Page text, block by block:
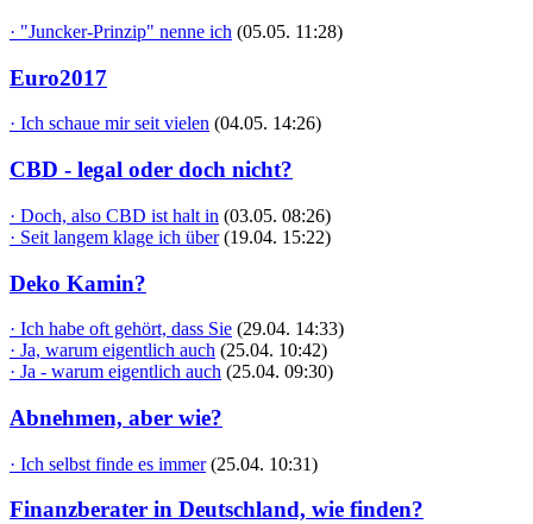
· "Juncker-Prinzip" nenne ich (05.05. 11:28)
Euro2017
· Ich schaue mir seit vielen (04.05. 14:26)
CBD - legal oder doch nicht?
· Doch, also CBD ist halt in (03.05. 08:26)
· Seit langem klage ich über (19.04. 15:22)
Deko Kamin?
· Ich habe oft gehört, dass Sie (29.04. 14:33)
· Ja, warum eigentlich auch (25.04. 10:42)
· Ja - warum eigentlich auch (25.04. 09:30)
Abnehmen, aber wie?
· Ich selbst finde es immer (25.04. 10:31)
Finanzberater in Deutschland, wie finden?